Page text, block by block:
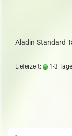
Aladin Standard
Lieferzeit: 1-3 Tage